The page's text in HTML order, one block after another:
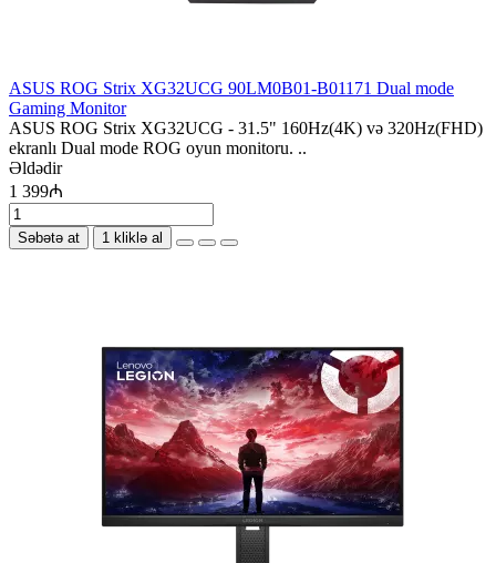
ASUS ROG Strix XG32UCG 90LM0B01-B01171 Dual mode
Gaming Monitor
ASUS ROG Strix XG32UCG - 31.5" 160Hz(4K) və 320Hz(FHD)
ekranlı Dual mode ROG oyun monitoru. ..
Əldədir
1 399₼
Səbətə at 1 kliklə al